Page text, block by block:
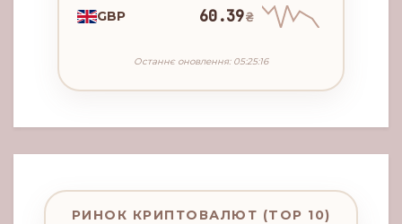
GBP 60.39₴
Останнє оновлення: 05:25:16
РИНОК КРИПТОВАЛЮТ (TOP 10)